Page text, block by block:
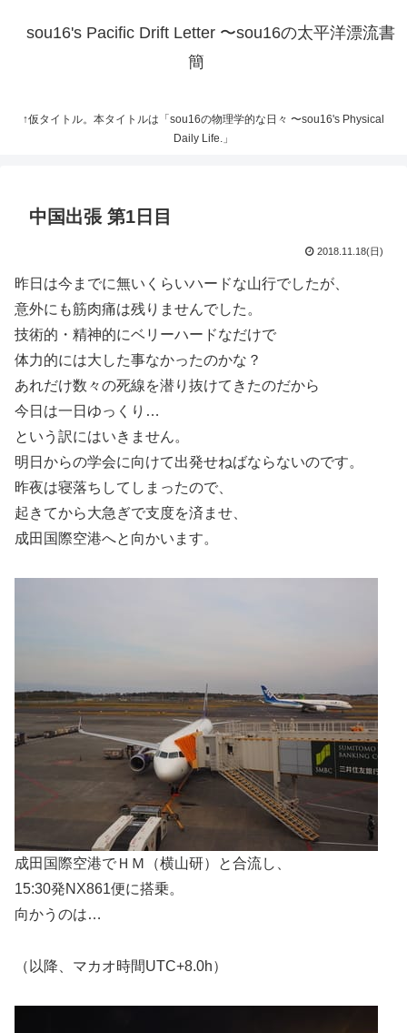
sou16's Pacific Drift Letter 〜sou16の太平洋漂流書
簡
↑仮タイトル。本タイトルは「sou16の物理学的な日々 〜sou16's Physical
Daily Life.」
中国出張 第1日目
2018.11.18(日)
昨日は今までに無いくらいハードな山行でしたが、
意外にも筋肉痛は残りませんでした。
技術的・精神的にベリーハードなだけで
体力的には大した事なかったのかな？
あれだけ数々の死線を潜り抜けてきたのだから
今日は一日ゆっくり…
という訳にはいきません。
明日からの学会に向けて出発せねばならないのです。
昨夜は寝落ちしてしまったので、
起きてから大急ぎで支度を済ませ、
成田国際空港へと向かいます。
成田国際空港でＨＭ（横山研）と合流し、
15:30発NX861便に搭乗。
向かうのは…
（以降、マカオ時間UTC+8.0h）